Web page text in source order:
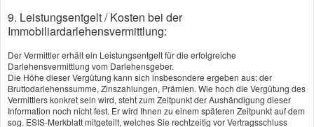
Garantie kostet Rendite
Der Garantiezins liegt aktuell (2025) bei 1
einer 100-Prozent-Beitragsgarantie will, schränkt
sich bei den Renditechancen ein. Das Ergebnis:
Viele klassische Kapitallebensversicherungen
bieten heute kaum noch eine spürbare
9. Leistungsentgelt / Kosten bei der
Immobiliardarlehensvermittlung:
Der Vermittler erhält ein Leistungsentgelt für die erfolgreiche
Darlehensvermittlung vom Darlehensgeber.
Die Höhe dieser Vergütung kann sich insbesondere ergeben aus: der
Bruttodarlehenssumme, Zinszahlungen, Prämien. Wie hoch die Vergütung des
Vermittlers konkret sein wird, steht zum Zeitpunkt der Aushändigung dieser
Information noch nicht fest. Er wird Ihnen zu einem späteren Zeitpunkt auf dem
sog. ESIS-Merkblatt mitgeteilt, welches Sie rechtzeitig vor Vertragsschluss